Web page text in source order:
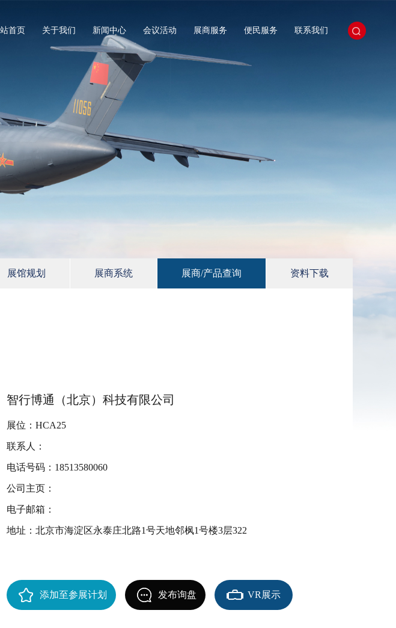
首页 关于我们 新闻中心 会议活动 展商服务 便民服务 联系我们
展馆规划 展商系统 展商/产品查询 资料下载
智行博通（北京）科技有限公司
展位：HCA25
联系人：
电话号码：18513580060
公司主页：
电子邮箱：
地址：北京市海淀区永泰庄北路1号天地邻枫1号楼3层322
添加至参展计划 发布询盘 VR展示